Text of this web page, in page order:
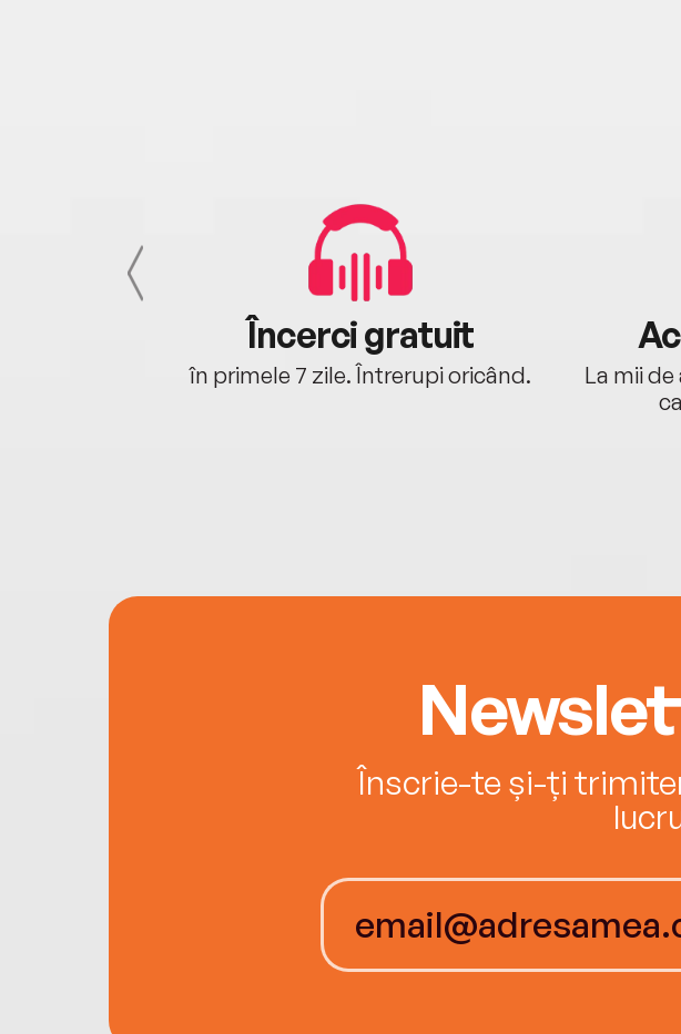
Încerci gratuit
în primele 7 zile. Întrerupi oricând.
La mii
Înscrie-te și-ți